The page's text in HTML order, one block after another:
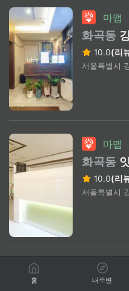
마맵
화곡동
10.0(리
서울특별시
마맵
화곡동
10.0(리
서울특별시
마맵
화곡동
홈 내주변